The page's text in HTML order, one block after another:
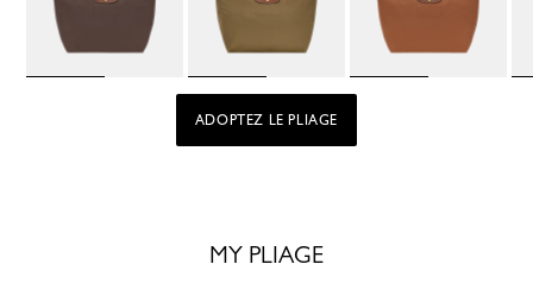
ADOPTEZ LE PLIAGE
MY PLIAGE